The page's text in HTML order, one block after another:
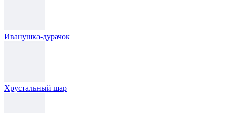
Иванушка-дурачок
Хрустальный шар